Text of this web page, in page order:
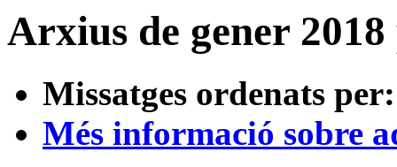
Arxius de gener
Missatges ordenats per:
Més informació sobre